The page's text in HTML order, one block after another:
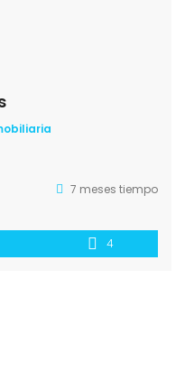
7 meses tiempo
4